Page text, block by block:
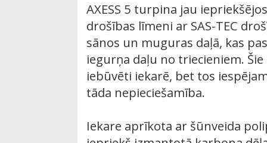
AXESS 5 turpina jau
drošības līmeni ar SAS-TEC
sānos un muguras daļā, kas
iegurņa daļu no triecieniem.
iebūvēti iekarē, bet tos
tāda nepieciešamība.
Iekare aprīkota ar šūnveida